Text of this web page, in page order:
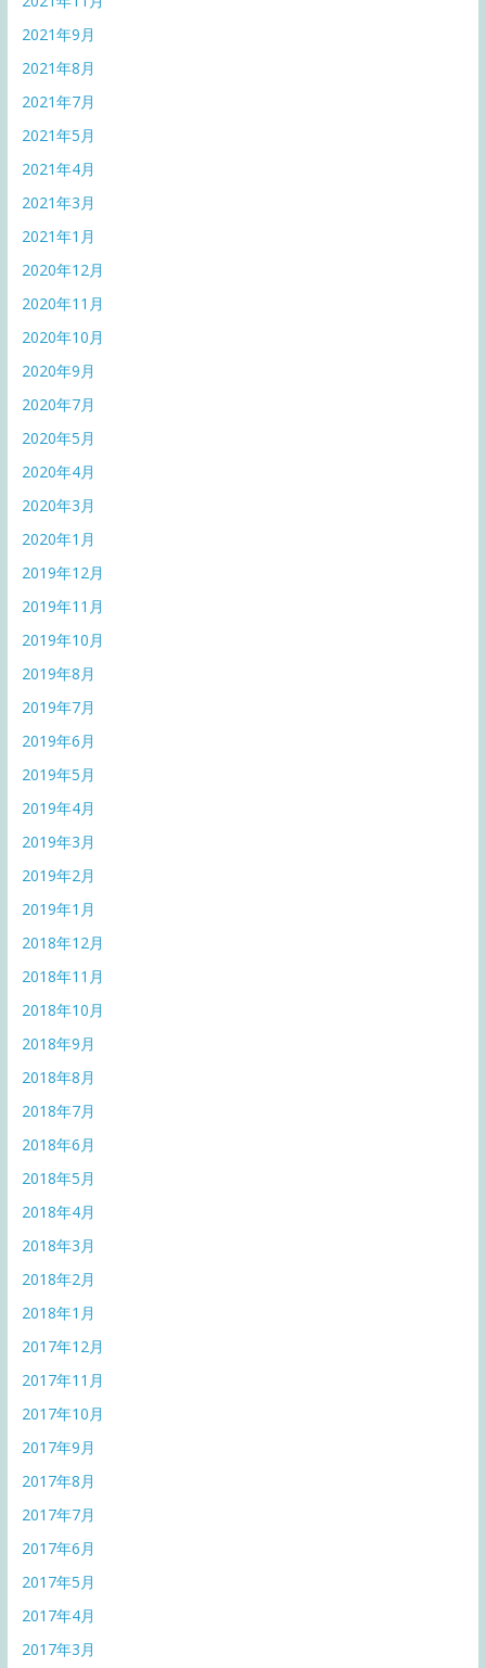
2021年9月
2021年8月
2021年7月
2021年5月
2021年4月
2021年3月
2021年1月
2020年12月
2020年11月
2020年10月
2020年9月
2020年7月
2020年5月
2020年4月
2020年3月
2020年1月
2019年12月
2019年11月
2019年10月
2019年8月
2019年7月
2019年6月
2019年5月
2019年4月
2019年3月
2019年2月
2019年1月
2018年12月
2018年11月
2018年10月
2018年9月
2018年8月
2018年7月
2018年6月
2018年5月
2018年4月
2018年3月
2018年2月
2018年1月
2017年12月
2017年11月
2017年10月
2017年9月
2017年8月
2017年7月
2017年6月
2017年5月
2017年4月
2017年3月